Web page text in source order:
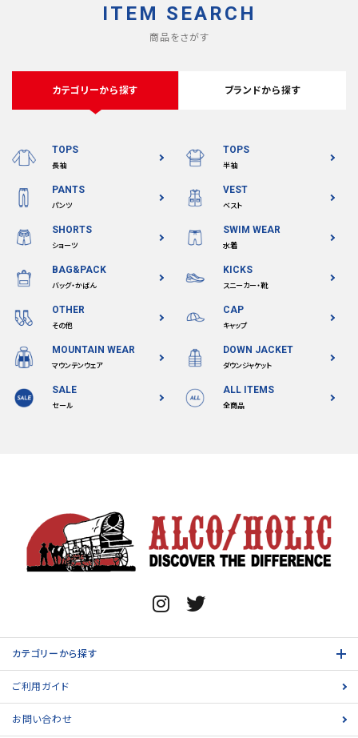
ITEM SEARCH
商品をさがす
カテゴリーから探す ブランドから探す
TOPS
長袖
TOPS
半袖
PANTS
パンツ
VEST
ベスト
SHORTS
ショーツ
SWIM WEAR
水着
BAG&PACK
バッグ・かばん
KICKS
スニーカー・靴
OTHER
その他
CAP
キャップ
MOUNTAIN WEAR
マウンテンウェア
DOWN JACKET
ダウンジャケット
SALE
セール
ALL ITEMS
全商品
カテゴリーから探す
ご利用ガイド
お問い合わせ